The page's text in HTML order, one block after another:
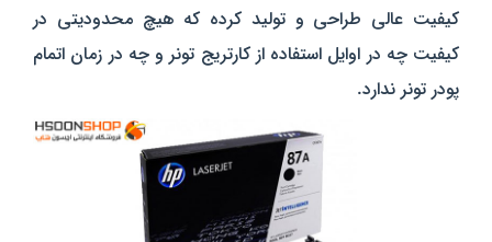
کیفیت عالی طراحی و تولید کرده که هیچ محدودیتی در
کیفیت چه در اوایل استفاده از کارتریج تونر و چه در زمان اتمام
پودر تونر ندارد.